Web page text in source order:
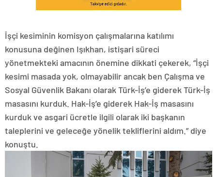
İşçi kesiminin komisyon çalışmalarına katılımı
konusuna değinen Işıkhan, istişari süreci
yönetmekteki amacının önemine dikkati çekerek, “İşçi
kesimi masada yok, olmayabilir ancak ben Çalışma ve
Sosyal Güvenlik Bakanı olarak Türk-İş’e giderek Türk-İş
masasını kurduk. Hak-İş’e giderek Hak-İş masasını
kurduk ve asgari ücretle ilgili olarak iki başkanın
taleplerini ve geleceğe yönelik tekliflerini aldım.” diye
konuştu.